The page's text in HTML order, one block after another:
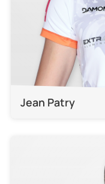
Jean Patry